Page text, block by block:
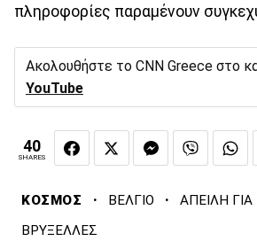
πληροφορίες παραμένουν
Ακολουθήστε το CNN Greece στο
YouTube
40
SHARES
ΚΟΣΜΟΣ · ΒΕΛΓΙΟ · ΑΠΕΙΛΗ
ΒΡΥΞΕΛΛΕΣ